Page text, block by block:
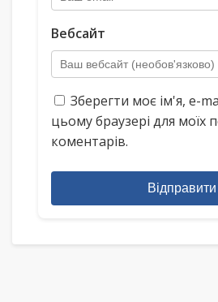
Вебсайт
Зберегти моє ім'я, e-
цьому браузері для моїх
коментарів.
Відправити